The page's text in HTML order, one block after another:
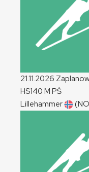
21.11.2026
HS140 M PŚ
Lillehammer